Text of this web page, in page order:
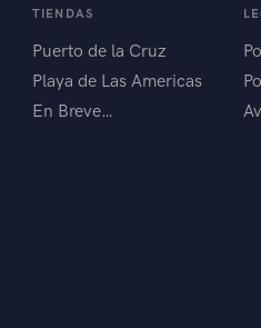
TIENDAS
Puerto de la Cruz
Playa de Las Americas
En Breve…